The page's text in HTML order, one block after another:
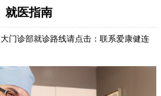
就医指南
诊部就诊路线请点击：联系爱康健连